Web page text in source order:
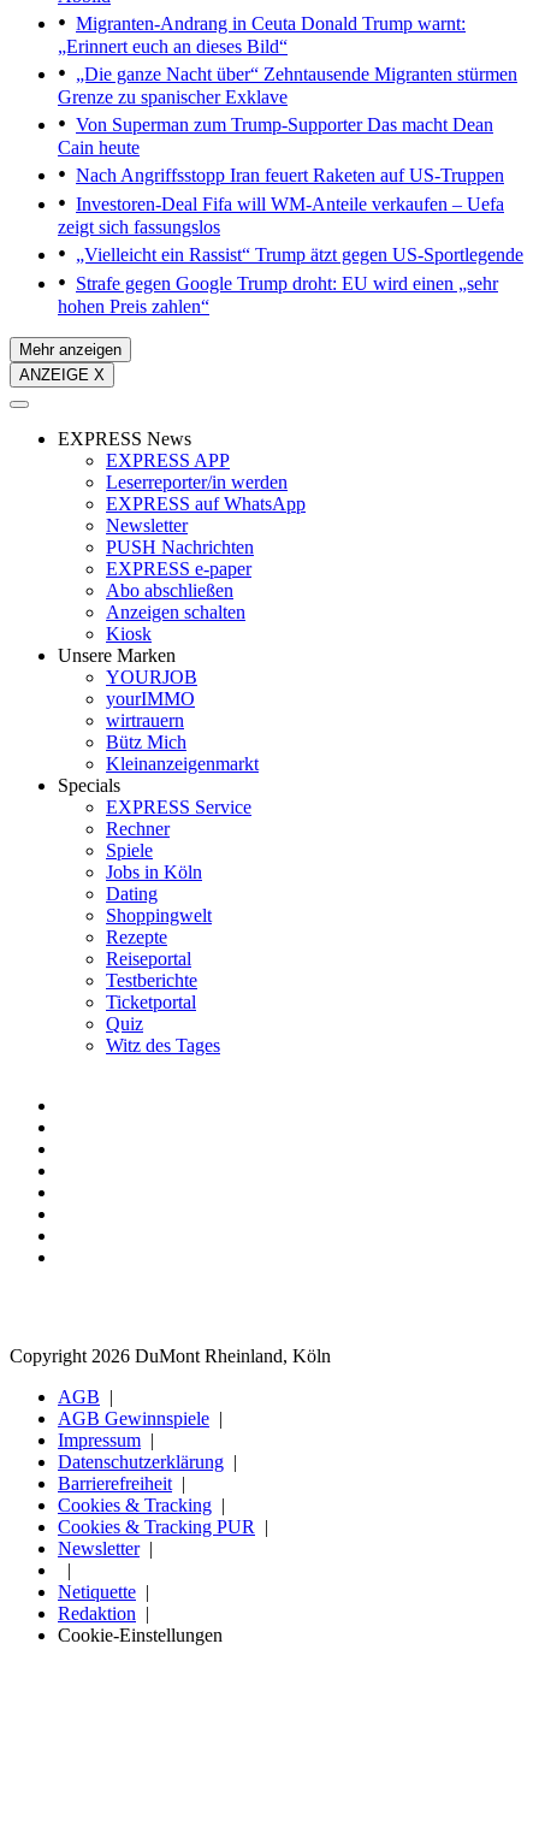
Migranten-Andrang in Ceuta Donald Trump warnt:
„Erinnert euch an dieses Bild“
„Die ganze Nacht über“ Zehntausende Migranten stürmen
Grenze zu spanischer Exklave
Von Superman zum Trump-SupporterDas macht Dean
Cain heute
Nach Angriffsstopp Iran feuert Raketen auf US-Truppen
Investoren-Deal Fifa will WM-Anteile verkaufen – Uefa
zeigt sich fassungslos
„Vielleicht ein Rassist“ Trump ätzt gegen US-Sportlegende
Strafe gegen Google Trump droht: EU wird einen „sehr
hohen Preis zahlen“
Mehr anzeigen
ANZEIGE X
EXPRESS News
EXPRESS APP
Leserreporter/in werden
EXPRESS auf WhatsApp
Newsletter
PUSH Nachrichten
EXPRESS e-paper
Abo abschließen
Anzeigen schalten
Kiosk
Unsere Marken
YOURJOB
yourIMMO
wirtrauern
Bütz Mich
Kleinanzeigenmarkt
Specials
EXPRESS Service
Rechner
Spiele
Jobs in Köln
Dating
Shoppingwelt
Rezepte
Reiseportal
Testberichte
Ticketportal
Quiz
Witz des Tages
Copyright 2026 DuMont Rheinland, Köln
AGB
AGB Gewinnspiele
Impressum
Datenschutzerklärung
Barrierefreiheit
Cookies & Tracking
Cookies & Tracking PUR
Newsletter
Netiquette
Redaktion
Cookie-Einstellungen